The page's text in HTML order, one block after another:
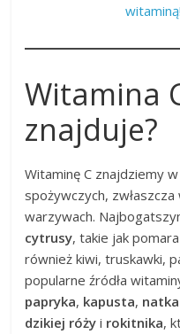
Witamina
znajduje?
Witaminę C znajdziemy
spożywczych,
warzywach.
cytrusy, takie jak
również kiwi, truskawki,
popularne źródła
papryka, kapusta,
dzikiej róży i rokitnika,